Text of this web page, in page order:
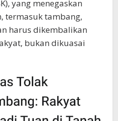
yang menegaskan
termasuk tambang,
harus dikembalikan
bukan dikuasai